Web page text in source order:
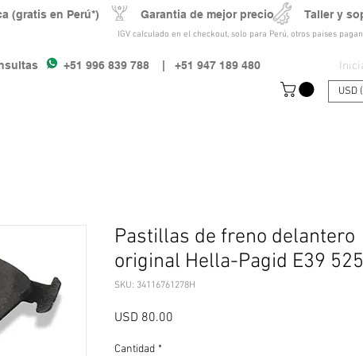
IGV calculado en el checkout, solo para Perú, otros paises
+51 996 839 788 | +51 947 189 480
USD
(gratis en Perú*) Garantia de mejor precio Taller y
Pastillas de freno delantero
original Hella-Pagid E39
SKU: 34116761278H
USD 80.00
Cantidad *